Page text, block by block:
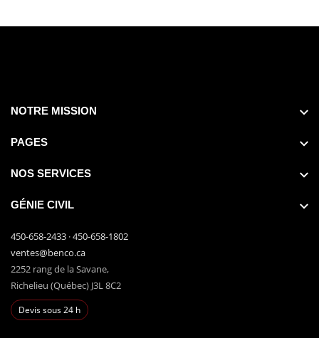
NOTRE MISSION
PAGES
NOS SERVICES
GÉNIE CIVIL
450-658-2433 ·450-658-1802
ventes@benco.ca
2252 rang de la Savane,
Richelieu (Québec) J3L 8C2
Devis sous 24 h